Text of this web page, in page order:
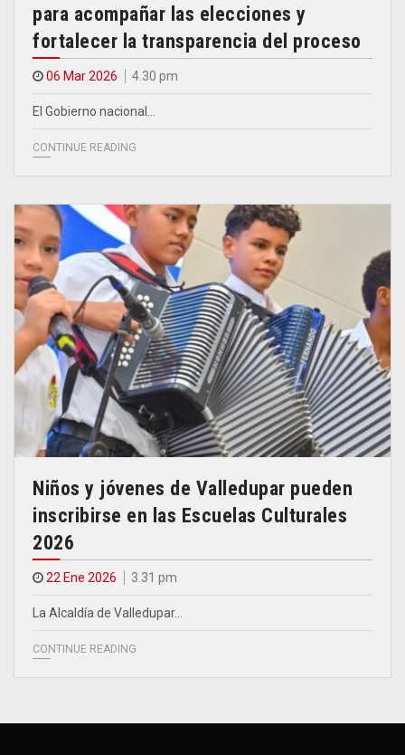
para acompañar las elecciones y
fortalecer la transparencia del proceso
06 Mar 2026 4.30 pm
El Gobierno nacional…
CONTINUE READING
Niños y jóvenes de Valledupar pueden
inscribirse en las Escuelas Culturales
2026
22 Ene 2026 3.31 pm
La Alcaldía de Valledupar…
CONTINUE READING